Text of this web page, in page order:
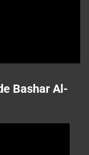
Bashar Al-